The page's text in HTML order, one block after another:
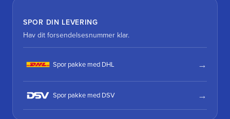
SPOR DIN LEVERING
Hav dit forsendelsesnummer klar.
Spor pakke med DHL
Spor pakke med DSV